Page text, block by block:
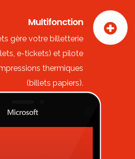
Multifonction
gère votre billetterie
e-tickets) et pilote
thermiques
(billets papiers).